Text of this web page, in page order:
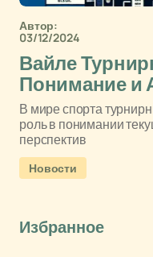
Автор:
03/12/2024
Вайле
Понимание и
В мире спорта
роль в понимании
перспектив
Новости
Избранное